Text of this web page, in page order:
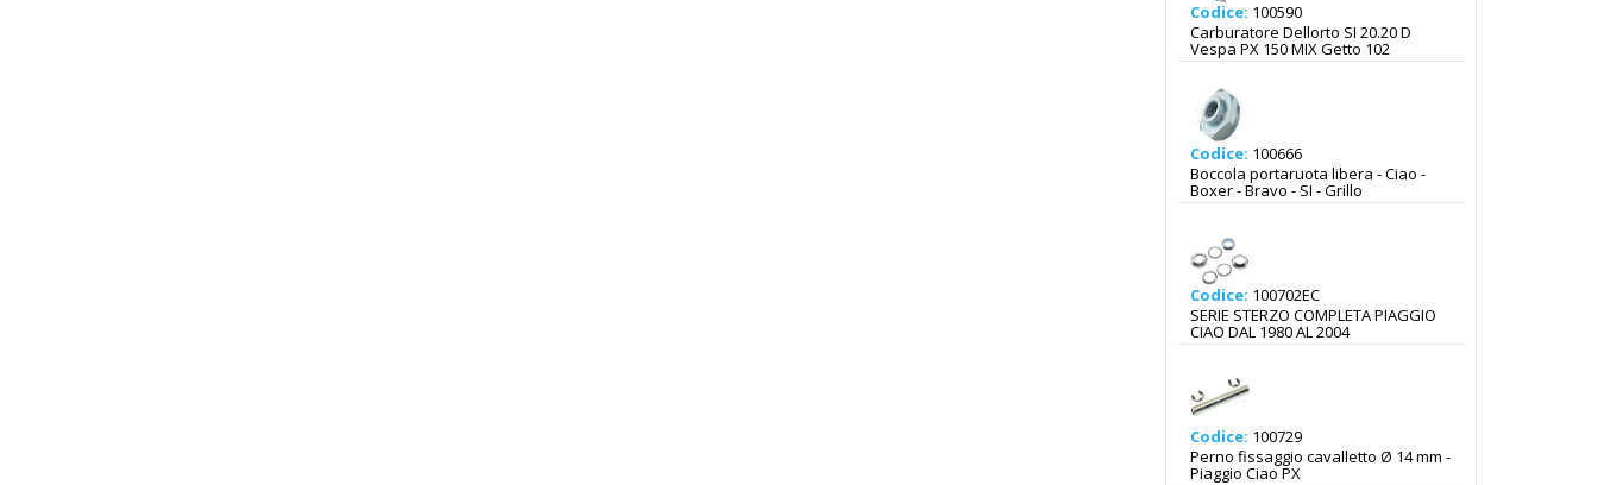
Codice: 100590
Carburatore Dellorto SI 20.20 D
Vespa PX 150 MIX Getto 102
Codice: 100666
Boccola portaruota libera - Ciao -
Boxer - Bravo - SI - Grillo
Codice: 100702EC
SERIE STERZO COMPLETA PIAGGIO
CIAO DAL 1980 AL 2004
Codice: 100729
Perno fissaggio cavalletto Ø 14 mm -
Piaggio Ciao PX